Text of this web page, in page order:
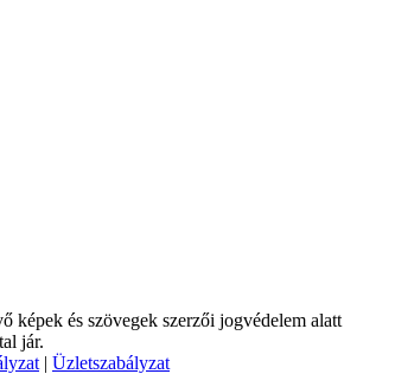
és szövegek szerzői jogvédelem alatt
jár.
| Üzletszabályzat